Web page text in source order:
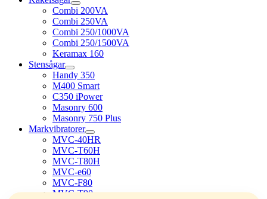
Combi 200VA
Combi 250VA
Combi 250/1000VA
Combi 250/1500VA
Keramax 160
Stensågar
Handy 350
M400 Smart
C350 iPower
Masonry 600
Masonry 750 Plus
Markvibratorer
MVC-40HR
MVC-T60H
MVC-T80H
MVC-e60
MVC-F80
MVC-T90